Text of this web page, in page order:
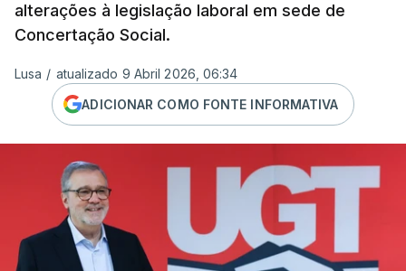
alterações à legislação laboral em sede de
Concertação Social.
Lusa / atualizado 9 Abril 2026, 06:34
ADICIONAR COMO FONTE INFORMATIVA